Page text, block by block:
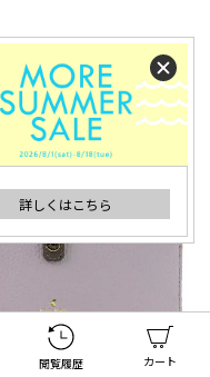
詳しくはこちら
閲覧履歴 カート